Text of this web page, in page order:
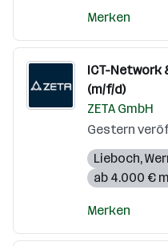
Merken
ICT-Network
(m/f/d)
ZETA GmbH
Gestern
Lieboch,
ab 4.000 €
Merken